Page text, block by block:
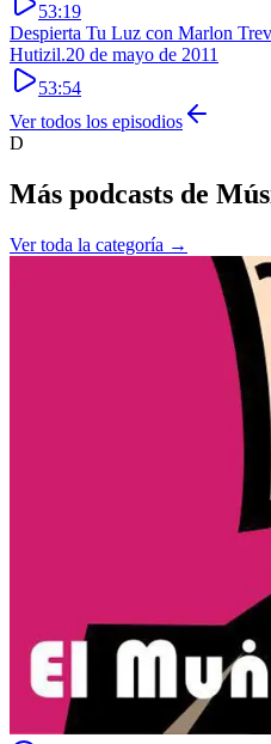
53:19
Despierta Tu Luz con Marlon
Hutizil.20 de mayo de 2011
53:54
Ver todos los episodios
D
Más podcasts de
Ver toda la categoría →